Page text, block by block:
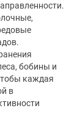
бобины и
каждая
в